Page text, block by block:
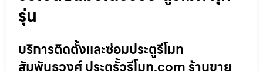
รุ่น
บริการติดตั้งและซ่อมประตูรีโมท